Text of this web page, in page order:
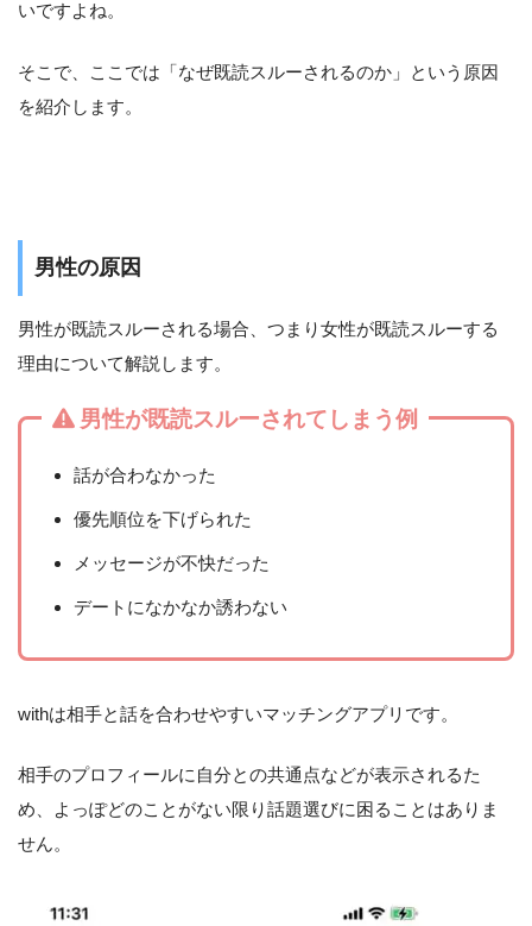
いですよね。
そこで、ここでは「なぜ既読スルーされるのか」という原因
を紹介します。
男性の原因
男性が既読スルーされる場合、つまり女性が既読スルーする
理由について解説します。
男性が既読スルーされてしまう例
話が合わなかった
優先順位を下げられた
メッセージが不快だった
デートになかなか誘わない
withは相手と話を合わせやすいマッチングアプリです。
相手のプロフィールに自分との共通点などが表示されるた
め、よっぽどのことがない限り話題選びに困ることはありま
せん。